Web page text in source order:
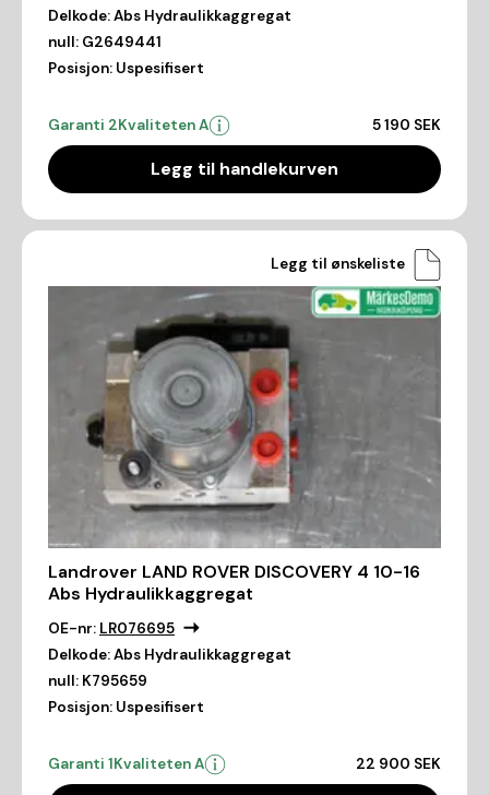
Delkode:Abs Hydraulikkaggregat
null: G2649441
Posisjon: Uspesifisert
Garanti 2Kvaliteten A 5 190 SEK
Legg til handlekurven
Legg til ønskeliste
Landrover LAND ROVER DISCOVERY 4 10-16
Abs Hydraulikkaggregat
OE-nr: LR076695
Delkode:Abs Hydraulikkaggregat
null: K795659
Posisjon: Uspesifisert
Garanti 1Kvaliteten A 22 900 SEK